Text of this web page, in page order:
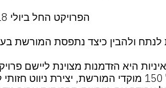
הפרויקט החל ביולי 2018 ויימשך עד ליולי 2020
לנתח ולהבין כיצד נתפסת המורשת